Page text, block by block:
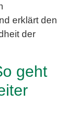
erklärt den
der
geht